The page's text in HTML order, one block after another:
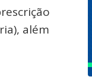
além